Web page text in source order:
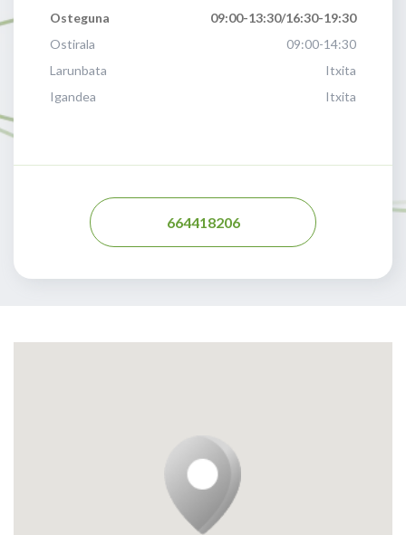
Osteguna
09:00-13:30/16:30-19:30
Ostirala
09:00-14:30
Larunbata
Itxita
Igandea
Itxita
664418206